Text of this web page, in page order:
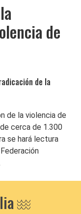
de
de la
de la violencia de
cerca de 1.300
se hará lectura